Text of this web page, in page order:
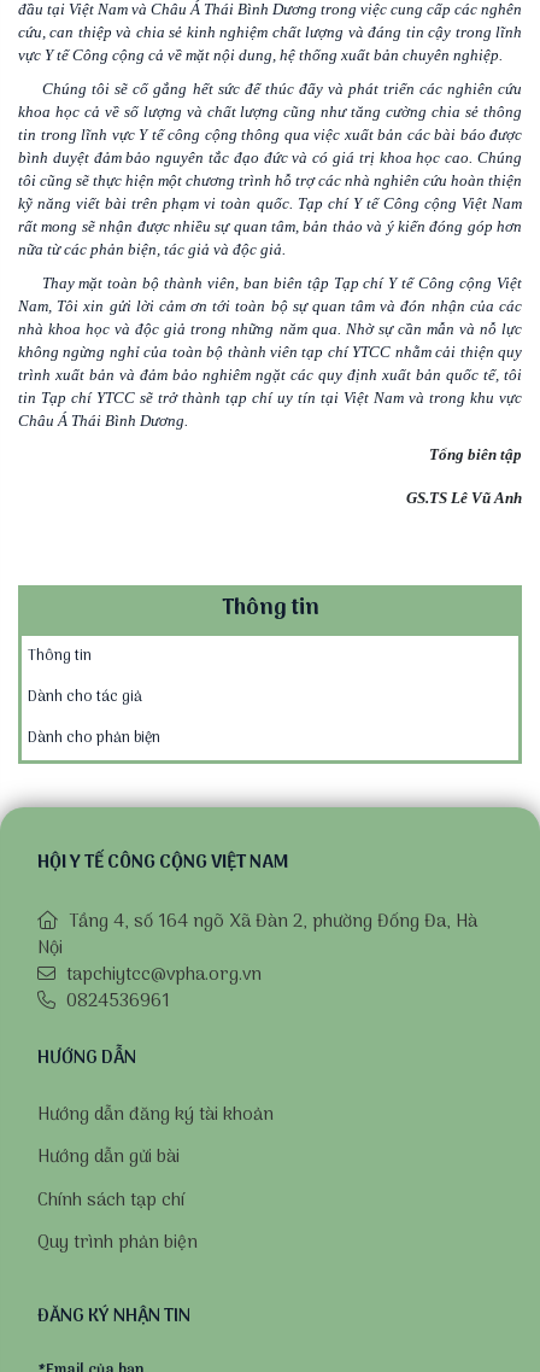
đầu tại Việt Nam và Châu Á Thái Bình Dương trong việc cung cấp các nghên
cứu, can thiệp và chia sẻ kinh nghiệm chất lượng và đáng tin cậy trong lĩnh
vực Y tế Công cộng cả về mặt nội dung, hệ thống xuất bản chuyên nghiệp.
Chúng tôi sẽ cố gắng hết sức để thúc đẩy và phát triển các nghiên cứu
khoa học cả về số lượng và chất lượng cũng như tăng cường chia sẻ thông
tin trong lĩnh vực Y tế công cộng thông qua việc xuất bản các bài báo được
bình duyệt đảm bảo nguyên tắc đạo đức và có giá trị khoa học cao. Chúng
tôi cũng sẽ thực hiện một chương trình hỗ trợ các nhà nghiên cứu hoàn thiện
kỹ năng viết bài trên phạm vi toàn quốc. Tạp chí Y tế Công cộng Việt Nam
rất mong sẽ nhận được nhiều sự quan tâm, bản thảo và ý kiến đóng góp hơn
nữa từ các phản biện, tác giả và độc giả.
Thay mặt toàn bộ thành viên, ban biên tập Tạp chí Y tế Công cộng Việt
Nam, Tôi xin gửi lời cảm ơn tới toàn bộ sự quan tâm và đón nhận của các
nhà khoa học và độc giả trong những năm qua. Nhờ sự cần mẫn và nỗ lực
không ngừng nghỉ của toàn bộ thành viên tạp chí YTCC nhằm cải thiện quy
trình xuất bản và đảm bảo nghiêm ngặt các quy định xuất bản quốc tế, tôi
tin Tạp chí YTCC sẽ trở thành tạp chí uy tín tại Việt Nam và trong khu vực
Châu Á Thái Bình Dương.
Tổng biên tập
GS.TS Lê Vũ Anh
Thông tin
Thông tin
Dành cho tác giả
Dành cho phản biện
HỘI Y TẾ CÔNG CỘNG VIỆT NAM
Tầng 4, số 164 ngõ Xã Đàn 2, phường Đống Đa, Hà
Nội
tapchiytcc@vpha.org.vn
0824536961
HƯỚNG DẪN
Hướng dẫn đăng ký tài khoản
Hướng dẫn gửi bài
Chính sách tạp chí
Quy trình phản biện
ĐĂNG KÝ NHẬN TIN